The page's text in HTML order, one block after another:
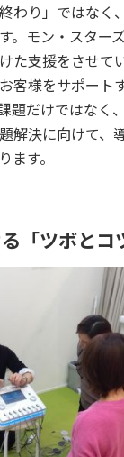
わり」ではなく
。モン・スター
た支援をさせて
客様をサポート
題だけではなく
解決に向けて、
ます。
「ツボとコ